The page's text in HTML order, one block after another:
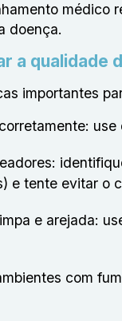
médico
doença.
a qualidade
importantes
e tente evitar o
e arejada:
com